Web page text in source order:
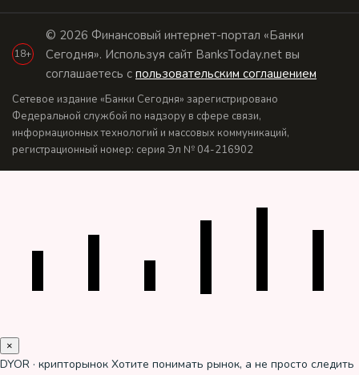
18+
© 2026 Финансовый интернет-портал «Банки
Сегодня». Используя сайт BanksToday.net вы
соглашаетесь с пользовательским соглашением
Сетевое издание «Банки Сегодня» зарегистрировано
Федеральной службой по надзору в сфере связи,
информационных технологий и массовых коммуникаций,
регистрационный номер: серия Эл № 04-216902
×
DYOR · крипторынок Хотите понимать рынок, а не просто следить